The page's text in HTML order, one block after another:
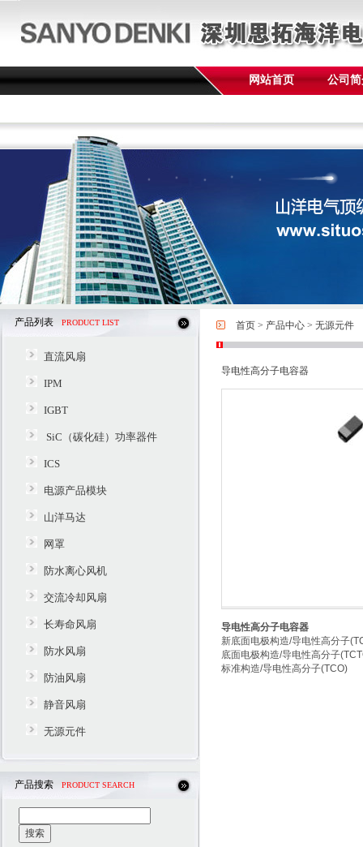
网站首页 公司简
产品列表 PRODUCT LIST
直流风扇
IPM
IGBT
SiC（碳化硅）功率器件
ICS
电源产品模块
山洋马达
网罩
防水离心风机
交流冷却风扇
长寿命风扇
防水风扇
防油风扇
静音风扇
无源元件
产品搜索 PRODUCT SEARCH
首页 > 产品中心 > 无源元件
导电性高分子电容器
导电性高分子电容器
新底面电极构造/导电性高分子
底面电极构造/导电性高分子
标准构造/导电性高分子(TCO)